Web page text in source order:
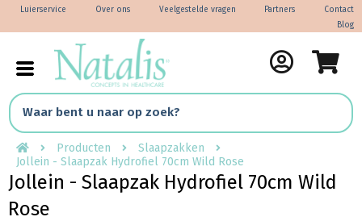
Contact
Partners
Veelgestelde vragen
Over ons
Luierservice
Blog
Producten
Slaapzakken
Jollein - Slaapzak Hydrofiel 70cm Wild Rose
Jollein - Slaapzak Hydrofiel 70cm Wild
Rose